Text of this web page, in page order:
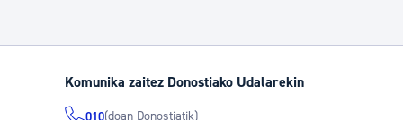
Komunika zaitez Donostiako Udalarekin
010(doan Donostiatik)